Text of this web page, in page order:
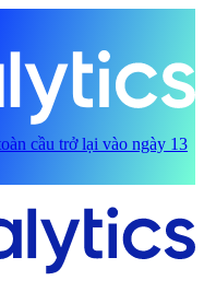
cầu trở lại vào ngày 13